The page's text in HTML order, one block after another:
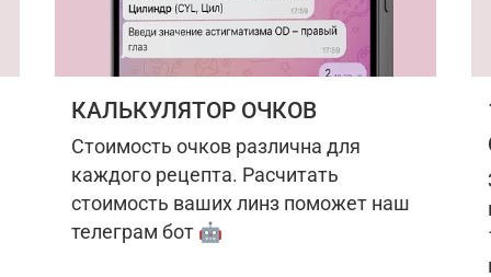
КАЛЬКУЛЯТОР ОЧКОВ
Стоимость очков различна для
каждого рецепта. Расчитать
стоимость ваших линз поможет наш
телеграм бот 🤖